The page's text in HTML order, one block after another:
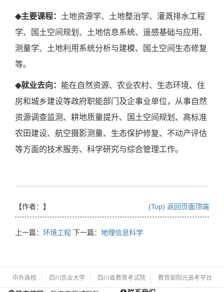
◆主要课程： 土地资源学、土地整治学、灌溉排水工程
学、国土空间规划、土地信息系统、遥感基础与应用、
测量学、土地利用系统分析与建模、国土空间生态修复
等。
◆就业去向： 能在自然资源、农业农村、生态环境、住
房和城乡建设等政府职能部门及企事业单位，从事自然
资源调查监测、耕地质量提升、国土空间规划、高标准
农田建设、航空摄影测量、生态保护修复、不动产评估
等方面的技术服务、科学研究与综合管理工作。
【作者： 】 (Top) 返回页面顶端
上一篇： 环境工程 下一篇： 地理信息科学
中外高校 四川农业大学 四川省教育考试院 教育部阳光高考平台